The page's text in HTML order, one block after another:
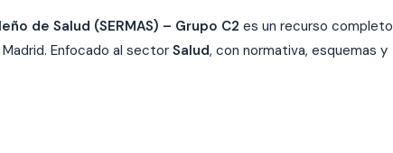
de Salud (SERMAS) – Grupo C2 es un recurso completo
Enfocado al sector Salud, con normativa, esquemas y